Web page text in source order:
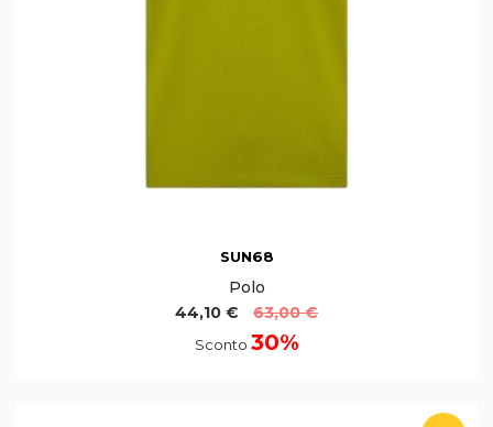
SUN68
Polo
44,10 €
63,00 €
Sconto 30%